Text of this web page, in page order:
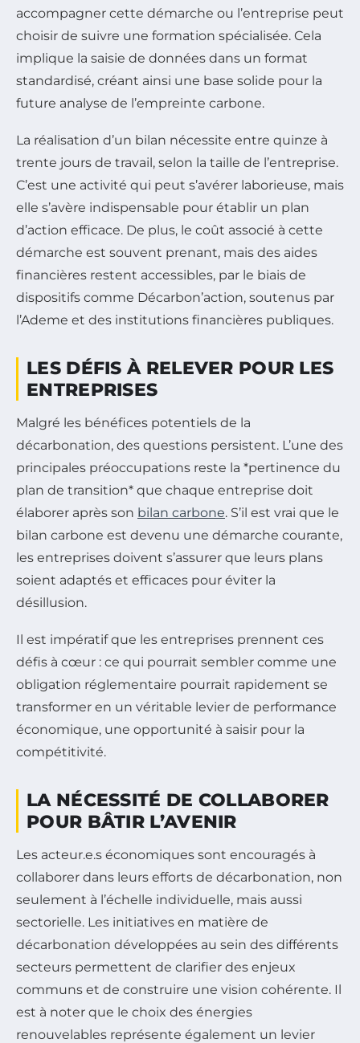
accompagner cette démarche ou l’entreprise peut
choisir de suivre une formation spécialisée. Cela
implique la saisie de données dans un format
standardisé, créant ainsi une base solide pour la
future analyse de l’empreinte carbone.
La réalisation d’un bilan nécessite entre quinze à
trente jours de travail, selon la taille de l’entreprise.
C’est une activité qui peut s’avérer laborieuse, mais
elle s’avère indispensable pour établir un plan
d’action efficace. De plus, le coût associé à cette
démarche est souvent prenant, mais des aides
financières restent accessibles, par le biais de
dispositifs comme Décarbon’action, soutenus par
l’Ademe et des institutions financières publiques.
LES DÉFIS À RELEVER POUR LES
ENTREPRISES
Malgré les bénéfices potentiels de la
décarbonation, des questions persistent. L’une des
principales préoccupations reste la *pertinence du
plan de transition* que chaque entreprise doit
élaborer après son bilan carbone. S’il est vrai que le
bilan carbone est devenu une démarche courante,
les entreprises doivent s’assurer que leurs plans
soient adaptés et efficaces pour éviter la
désillusion.
Il est impératif que les entreprises prennent ces
défis à cœur : ce qui pourrait sembler comme une
obligation réglementaire pourrait rapidement se
transformer en un véritable levier de performance
économique, une opportunité à saisir pour la
compétitivité.
LA NÉCESSITÉ DE COLLABORER
POUR BÂTIR L’AVENIR
Les acteur.e.s économiques sont encouragés à
collaborer dans leurs efforts de décarbonation, non
seulement à l’échelle individuelle, mais aussi
sectorielle. Les initiatives en matière de
décarbonation développées au sein des différents
secteurs permettent de clarifier des enjeux
communs et de construire une vision cohérente. Il
est à noter que le choix des énergies
renouvelables représente également un levier